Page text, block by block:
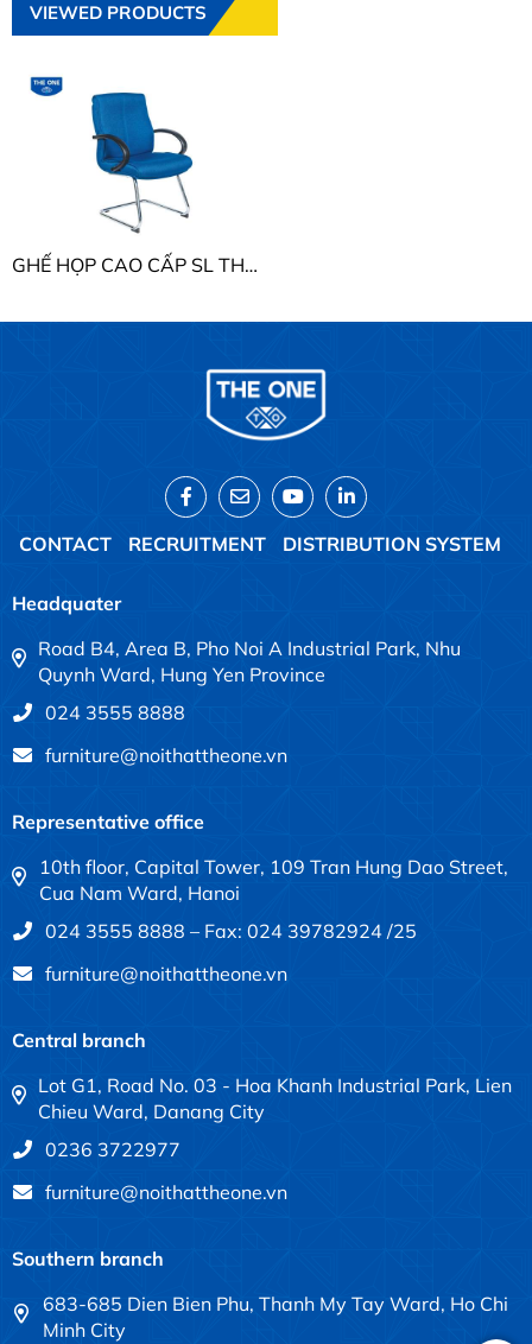
VIEWED PRODUCTS
GHẾ HỌP CAO CẤP SL THE ONE SL711S
CONTACT RECRUITMENT DISTRIBUTION SYSTEM
Headquater
Road B4, Area B, Pho Noi A Industrial Park, Nhu
Quynh Ward, Hung Yen Province
024 3555 8888
furniture@noithattheone.vn
Representative office
10th floor, Capital Tower, 109 Tran Hung Dao Street,
Cua Nam Ward, Hanoi
024 3555 8888 – Fax: 024 39782924 /25
furniture@noithattheone.vn
Central branch
Lot G1, Road No. 03 - Hoa Khanh Industrial Park, Lien
Chieu Ward, Danang City
0236 3722977
furniture@noithattheone.vn
Southern branch
683-685 Dien Bien Phu, Thanh My Tay Ward, Ho Chi
Minh City